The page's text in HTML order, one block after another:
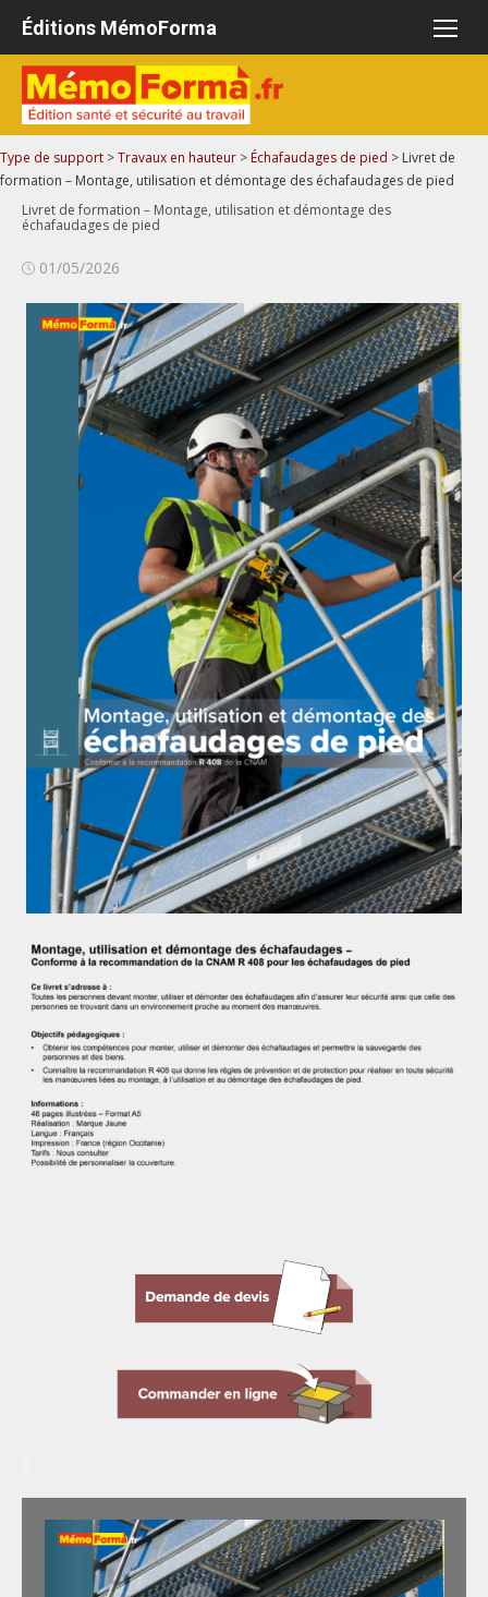
Aller
contenu
Éditions MémoForma
Type de support >Travaux en hauteur > Échafaudages de pied > Livret de
formation – Montage, utilisation et démontage des échafaudages de pied
Livret de formation – Montage, utilisation et démontage des
échafaudages de pied
Publié01/05/2026